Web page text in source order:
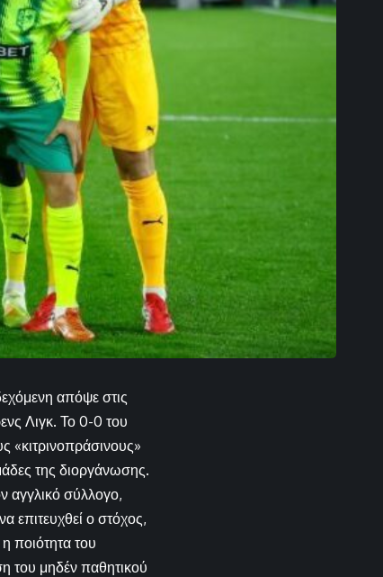
απόψε στις
Λιγκ. Το 0-0 του
της διοργάνωσης.
αγγλικό σύλλογο,
επιτευχθεί ο στόχος,
ποιότητα του
του μηδέν παθητικού